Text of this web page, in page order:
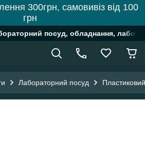
300грн, самовивіз від 100
грн
посуд, обладнання,
Лабораторний посуд